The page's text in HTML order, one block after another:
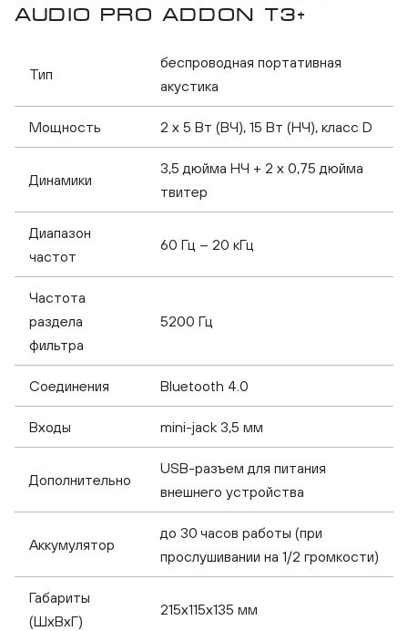
Audio Pro Addon T3+
Тип
беспроводная портативная
акустика
Мощность 2 х 5 Вт (ВЧ), 15 Вт (НЧ), класс D
Динамики
3,5 дюйма НЧ + 2 х 0,75 дюйма
твитер
Диапазон
частот
60 Гц – 20 кГц
Частота
раздела
фильтра
5200 Гц
Соединения Bluetooth 4.0
Входы mini-jack 3,5 мм
Дополнительно
USB-разъем для питания
внешнего устройства
Аккумулятор
до 30 часов работы (при
прослушивании на 1/2 громкости)
Габариты
(ШхВхГ)
215x115x135 мм